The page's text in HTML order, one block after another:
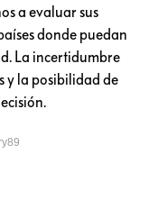
a evaluar sus
donde puedan
La incertidumbre
y la posibilidad de